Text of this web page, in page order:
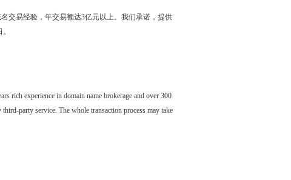
交易经验，年交易额达3亿元以上。我们承诺，提供
rich experience in domain name brokerage and over 300
party service. The whole transaction process may take